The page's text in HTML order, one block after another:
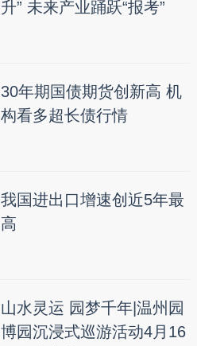
升” 未来产业踊跃“报考”
30年期国债期货创新高 机
构看多超长债行情
我国进出口增速创近5年最
高
山水灵运 园梦千年|温州园
博园沉浸式巡游活动4月16